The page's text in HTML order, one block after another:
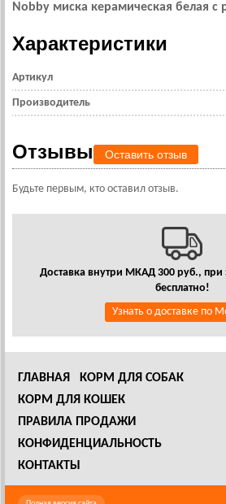
Nobby миска керамическая белая с
Характеристики
Артикул
Производитель
Отзывы Оставить отзыв
Будьте первым, кто оставил отзыв.
Доставка внутри МКАД 300 руб., при
бесплатно!
Узнать о доставке по
ГЛАВНАЯ
КОРМ ДЛЯ СОБАК
КОРМ ДЛЯ КОШЕК
ПРАВИЛА ПРОДАЖИ
КОНФИДЕНЦИАЛЬНОСТЬ
КОНТАКТЫ